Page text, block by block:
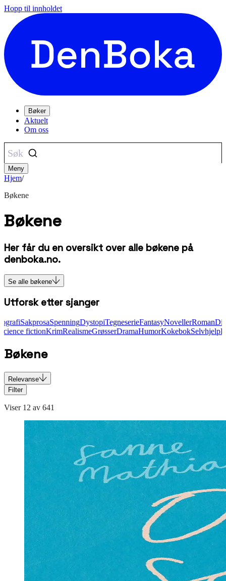
Hopp til innholdet
Bøker
Aktuelt
Om oss
Søk
Meny
Hjem/
Bøkene
Bøkene
Her får du en oversikt over alle bøkene på
denboka.no.
Se alle bøkene
Utforsk etter sjanger
DystopiTegneserieFantasyNovellerRomanDiktBiografi
HistoriskScience fictionKrimRealismeGrøsserDramaHumor
Bøkene
Relevanse
Filter
Viser 12 av 641